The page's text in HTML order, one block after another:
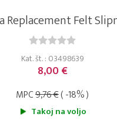
Replacement Felt
Kat. št. : 03498639
8,00 €
MPC9,76 €( -18% )
Takoj na voljo